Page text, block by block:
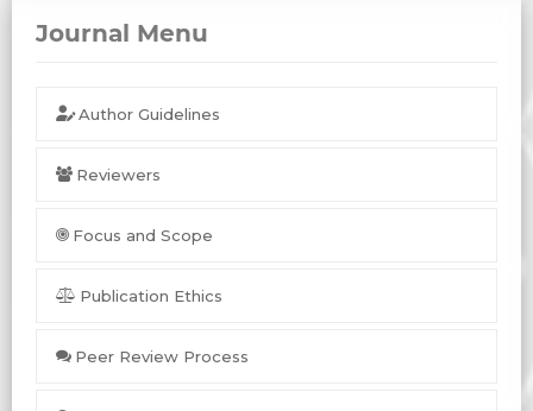
Journal Menu
Author Guidelines
Reviewers
Focus and Scope
Publication Ethics
Peer Review Process